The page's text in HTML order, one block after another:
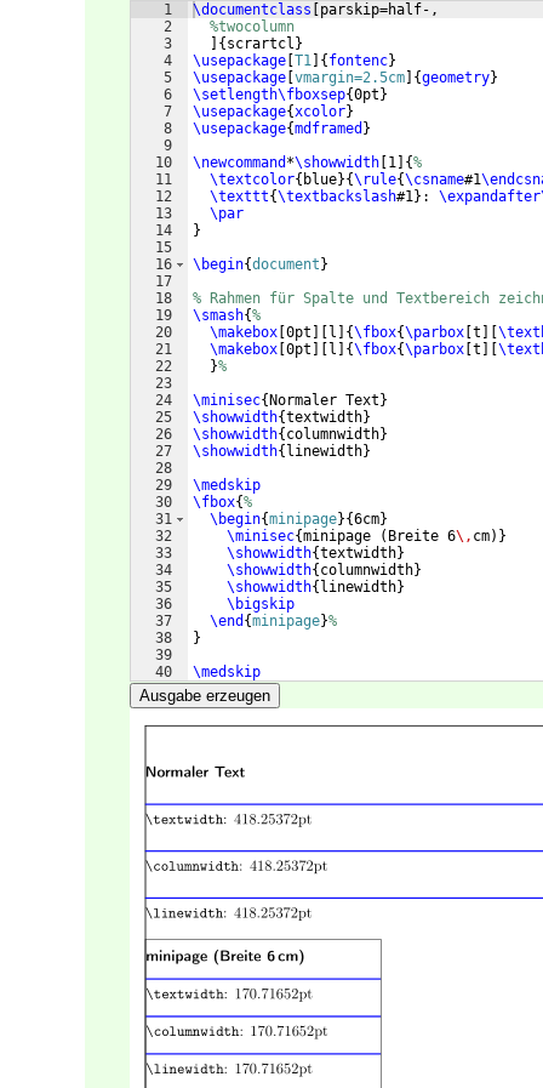
1
2
3
4
5
6
7
8
9
10
11
12
13
14
15
16
17
18
19
20
21
22
23
24
25
26
27
28
29
30
31
32
33
34
35
36
37
38
39
40
41
\documentclass
parskip=half-,
%twocolumn
{ scrartcl }
\usepackage T1 { fontenc}
\usepackage vmargin=2.5cm {geometry}
\setlength\fboxsep{0pt }
\usepackage{xcolor}
\usepackage{mdframed }
\newcommand *\showwidth 1 {%
\textcolor{ blue}{\rule{\csname#1
\texttt{\textbackslash#1} :
\par
}
\begin{document }
% Rahmen für Spalte und Textbereich
\smash{%
\makebox 0pt l {\fbox{\parbox t
\makebox 0pt l {\fbox{\parbox t
}%
\minisec{ Normaler Text }
\showwidth{textwidth}
\showwidth{ columnwidth}
\showwidth{ linewidth}
\medskip
\fbox{%
\begin{minipage}{6cm}
\minisec{minipage ( Breite 6\, cm)}
\showwidth{textwidth}
\showwidth{ columnwidth}
\showwidth{ linewidth}
\bigskip
\end {minipage}%
}
\medskip
\fbox{%
Ausgabe erzeugen